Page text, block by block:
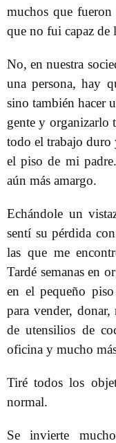
muchos que
que no fui capaz de
No, en nuestra
una persona, hay
sino también hacer
gente y organizarlo
todo el trabajo duro
el piso de mi
aún más amargo.
Echándole un
sentí su pérdida
las que me
Tardé semanas en
en el pequeño
para vender, donar,
de utensilios de
oficina y mucho
Tiré todos los
normal.
Se invierte